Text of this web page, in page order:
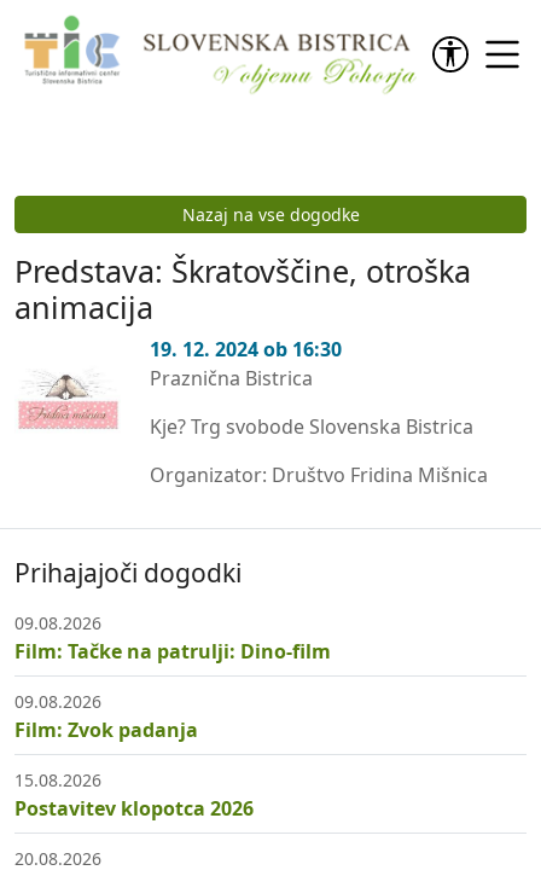
Preskoči na vsebino
Nazaj na vse dogodke
Predstava: Škratovščine, otroška
animacija
19. 12. 2024 ob 16:30
Praznična Bistrica
Kje? Trg svobode Slovenska Bistrica
Organizator: Društvo Fridina Mišnica
Prihajajoči dogodki
09.08.2026
Film: Tačke na patrulji: Dino-film
09.08.2026
Film: Zvok padanja
15.08.2026
Postavitev klopotca 2026
20.08.2026